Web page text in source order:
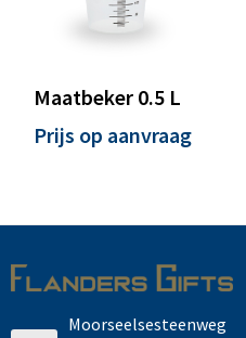
Maatbeker 0.5 L
Prijs op aanvraag
Moorseelsesteenweg